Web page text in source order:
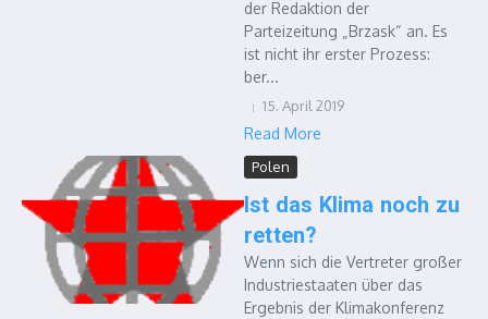
der Redaktion der
Parteizeitung „Brzask“ an. Es
ist nicht ihr erster Prozess:
ber...
15. April 2019
Read More
Polen
Ist das Klima noch zu
retten?
Wenn sich die Vertreter großer
Industriestaaten über das
Ergebnis der Klimakonferenz